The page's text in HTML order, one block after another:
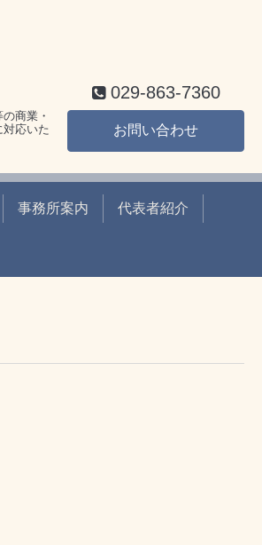
商業・
応いた
029-863-7360
お問い合わせ
事務所案内 代表者紹介